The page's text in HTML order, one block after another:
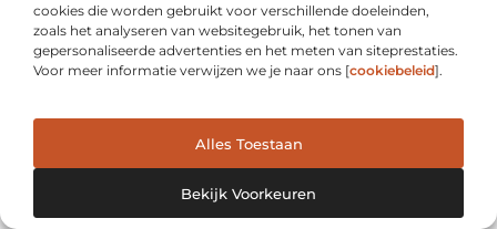
cookies die worden gebruikt voor verschillende doeleinden,
zoals het analyseren van websitegebruik, het tonen van
gepersonaliseerde advertenties en het meten van siteprestaties.
Voor meer informatie verwijzen we je naar ons [cookiebeleid].
Alles Toestaan
Bekijk Voorkeuren
De kunst van het aantrekken van klanten
Een goed begin is het halve werk, vooral als het gaat om jouw
zaak in de spotlight zetten. Het is zoals een eerste indruk bij